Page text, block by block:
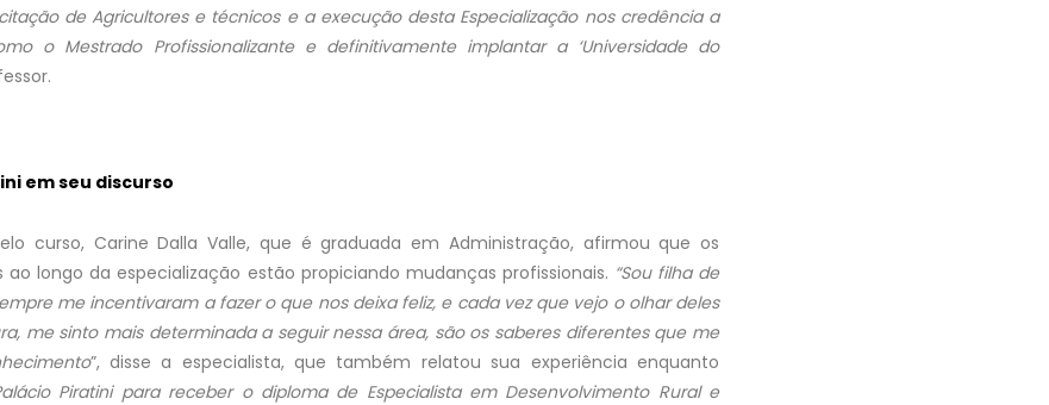
de Agricultores e técnicos e a execução desta Especialização nos credência a
o Mestrado Profissionalizante e definitivamente implantar a ‘Universidade do
em seu discurso
curso, Carine Dalla Valle, que é graduada em Administração, afirmou que os
longo da especialização estão propiciando mudanças profissionais. “Sou filha de
me incentivaram a fazer o que nos deixa feliz, e cada vez que vejo o olhar deles
me sinto mais determinada a seguir nessa área, são os saberes diferentes que me
”, disse a especialista, que também relatou sua experiência enquanto
Piratini para receber o diploma de Especialista em Desenvolvimento Rural e